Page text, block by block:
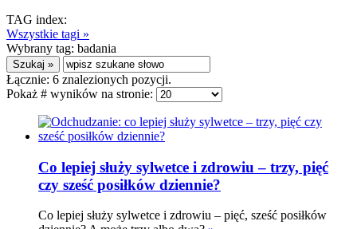
TAG index:
Wszystkie tagi »
Wybrany tag: badania
Łącznie: 6 znalezionych pozycji.
Pokaż # wyników na stronie:
Co lepiej służy sylwetce i zdrowiu – trzy, pięć
czy sześć posiłków dziennie?
Co lepiej służy sylwetce i zdrowiu – pięć, sześć posiłków